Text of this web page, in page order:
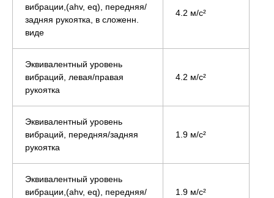
вибрации,(ahv, eq), передняя/
задняя рукоятка, в сложенн.
виде
4.2 м/с²
Эквивалентный уровень
вибраций, левая/правая
рукоятка
4.2 м/с²
Эквивалентный уровень
вибраций, передняя/задняя
рукоятка
1.9 м/с²
Эквивалентный уровень
вибрации,(ahv, eq), передняя/
1.9 м/с²